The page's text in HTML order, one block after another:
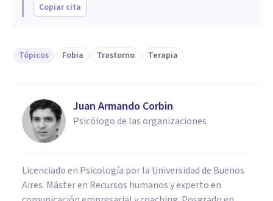
Copiar cita
Tópicos Fobia Trastorno Terapia
Juan Armando Corbin
Psicólogo de las organizaciones
Licenciado en Psicología por la Universidad de Buenos
Aires. Máster en Recursos humanos y experto en